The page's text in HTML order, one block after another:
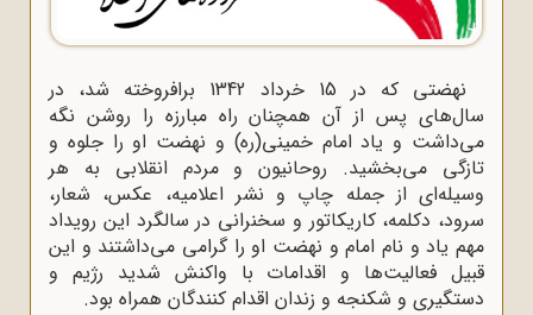
نهضتی که در 15 خرداد 1342 برافروخته شد، در
سال‌های پس از آن همچنان راه مبارزه را روشن نگه
می‌داشت و یاد امام خمینی(ره) و نهضت او را جلوه و
تازگی می‌بخشید. روحانیون و مردم انقلابی به هر
وسیله‌ای از جمله چاپ و نشر اعلامیه، عکس، شعار،
سرود، دکلمه، کاریکاتور و سخنرانی در سالگرد این رویداد
مهم یاد و نام امام و نهضت او را گرامی می‌داشتند و این
قبیل فعالیت‌ها و اقدامات با واکنش شدید رژیم و
دستگیری و شکنجه و زندان اقدام کنندگان همراه بود.